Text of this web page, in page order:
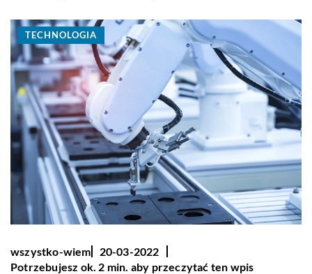
TECHNOLOGIA
wszystko-wiem
20-03-2022
Potrzebujesz ok. 2 min. aby przeczytać ten wpis